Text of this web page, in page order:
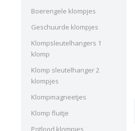
Boerengele klompjes
Geschuurde klompjes
Klompsleutelhangers 1
klomp
Klomp sleutelhanger 2
klompjes
Klompmagneetjes
Klomp fluitje
Potlood klompjes